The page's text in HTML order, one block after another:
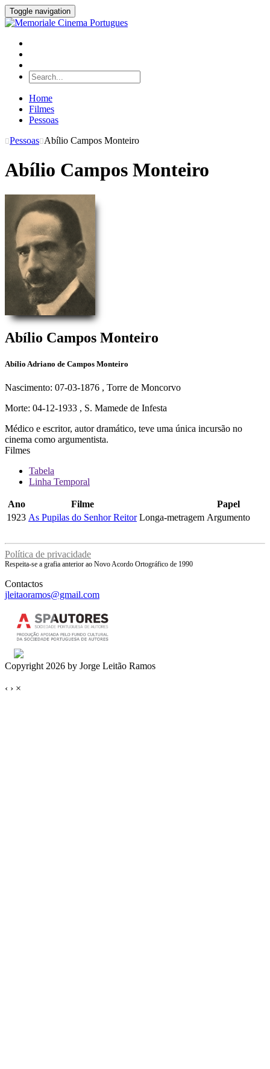
Toggle navigation
Home
Filmes
Pessoas
Pessoas Abílio Campos Monteiro
Abílio Campos Monteiro
Abílio Campos Monteiro
Abílio Adriano de Campos Monteiro
Nascimento: 07-03-1876 , Torre de Moncorvo
Morte: 04-12-1933 , S. Mamede de Infesta
Médico e escritor, autor dramático, teve uma única incursão no
cinema como argumentista.
Filmes
Tabela
Linha Temporal
Ano Filme
Papel
1923 As Pupilas do Senhor Reitor Longa-metragem Argumento
Política de privacidade
Respeita-se a grafia anterior ao Novo Acordo Ortográfico de 1990
Contactos
jleitaoramos@gmail.com
Copyright 2026 by Jorge Leitão Ramos
‹ › ×